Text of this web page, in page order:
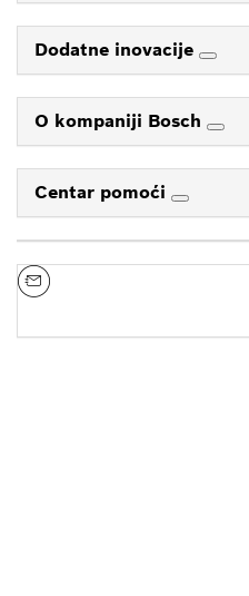
Dodatne inovacije
O kompaniji Bosch
Centar pomoći